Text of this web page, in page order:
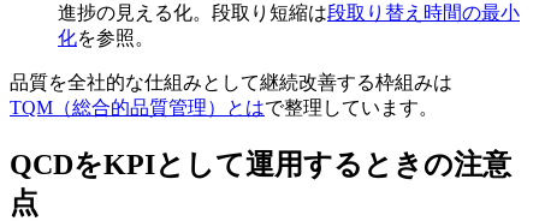
進捗の見える化。段取り短縮は段取り替え時間の最小
化を参照。
品質を全社的な仕組みとして継続改善する枠組みは
TQM（総合的品質管理）とはで整理しています。
QCDをKPIとして運用するときの注意
点